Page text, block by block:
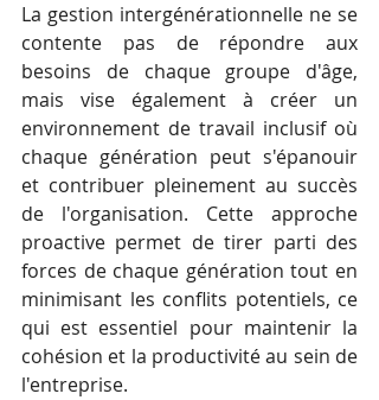
La gestion intergénérationnelle ne se
contente pas de répondre aux
besoins de chaque groupe d'âge,
mais vise également à créer un
environnement de travail inclusif où
chaque génération peut s'épanouir
et contribuer pleinement au succès
de l'organisation. Cette approche
proactive permet de tirer parti des
forces de chaque génération tout en
minimisant les conflits potentiels, ce
qui est essentiel pour maintenir la
cohésion et la productivité au sein de
l'entreprise.